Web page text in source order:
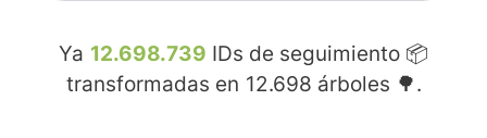
Ya 12.698.739 IDs de seguimiento 📦
transformadas en 12.698 árboles 🌳.